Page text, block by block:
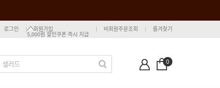
로그인 회원가입
5,000원 할인쿠폰 즉시 지급
비회원주문조회 즐겨찾기
0